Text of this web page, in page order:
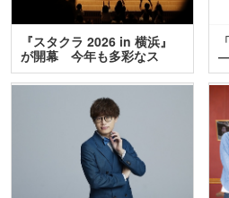
『スタクラ 2026 in 横浜』
が開幕 今年も多彩なス
テ…